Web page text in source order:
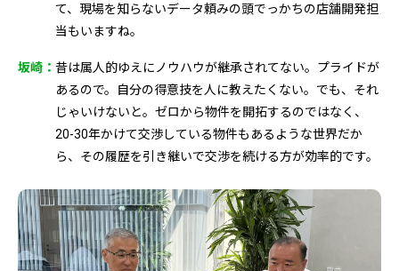
て、現場を知らないデータ頼みの頭でっかちの店舗開発担
当もいますね。
坂崎： 昔は属人的ゆえにノウハウが継承されてない。プライドが
あるので。自分の得意技を人に教えたくない。でも、それ
じゃいけないと。ゼロから物件を開拓するのではなく、
20-30年かけて交渉している物件もあるような世界だか
ら、その履歴を引き継いで交渉を続ける方が効率的です。